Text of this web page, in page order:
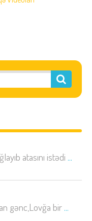
atasını istədi ...
gənc,Lovğa bir...